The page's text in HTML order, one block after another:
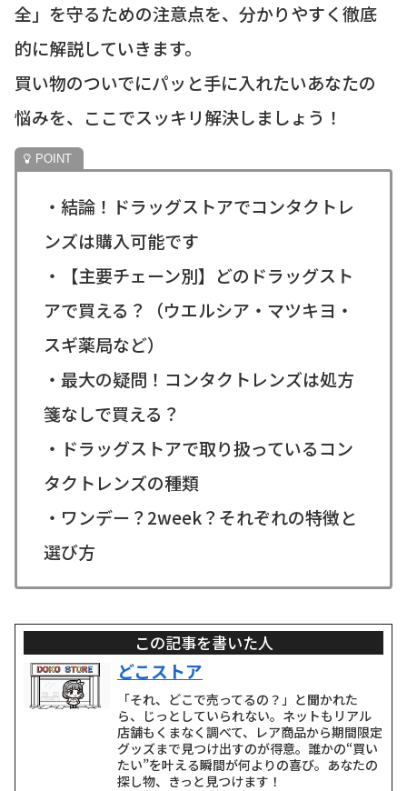
全」を守るための注意点を、分かりやすく徹底
的に解説していきます。
買い物のついでにパッと手に入れたいあなたの
悩みを、ここでスッキリ解決しましょう！
・結論！ドラッグストアでコンタクトレ
ンズは購入可能です
・【主要チェーン別】どのドラッグスト
アで買える？（ウエルシア・マツキヨ・
スギ薬局など）
・最大の疑問！コンタクトレンズは処方
箋なしで買える？
・ドラッグストアで取り扱っているコン
タクトレンズの種類
・ワンデー？2week？それぞれの特徴と
選び方
この記事を書いた人
どこストア
「それ、どこで売ってるの？」と聞かれた
ら、じっとしていられない。ネットもリアル
店舗もくまなく調べて、レア商品から期間限定
グッズまで見つけ出すのが得意。誰かの“買い
たい”を叶える瞬間が何よりの喜び。あなたの
探し物、きっと見つけます！